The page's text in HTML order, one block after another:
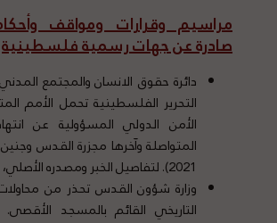
مراسيم وقرارات ومواقف
صادرة عن جهات رسمية فلسطينية
دائرة حقوق الانسان والمجتمع
التحرير الفلسطينية تحمل الأمم
الأمن الدولي المسؤولية عن
2021). لتفاصيل الخبر ومصدره الأصلي،
وزارة شؤون القدس تحذر من